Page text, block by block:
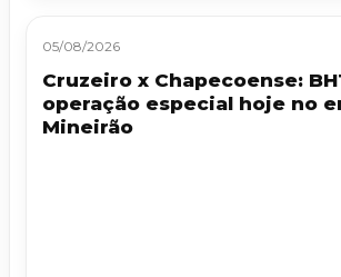
05/08/2026
Cruzeiro x Chapecoense:
operação especial hoje no
Mineirão